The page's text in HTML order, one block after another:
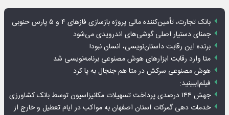
بانک تجارت، تأمین‌کننده مالی پروژه بازسازی فازهای ۴ و ۵ پارس حنوبی
جمنای دستیار اصلی گوشی‌های اندرویدی می‌شود
برنده این رقابت داستان‌نویسی، انسان نبود!
متا وارد رقابت ابزارهای هوش مصنوعی برنامه‌نویسی شد
هوش مصنوعی سرکش در متا هم جنجال به پا کرد
فیلم|ببینید:
جهش ۱۴۴ درصدی پرداخت تسهیلات مکانیزاسیون توسط بانک کشاورزی
خدمات دهی گمرکات استان اصفهان به مواکب در ایام تعطیل و خارج از